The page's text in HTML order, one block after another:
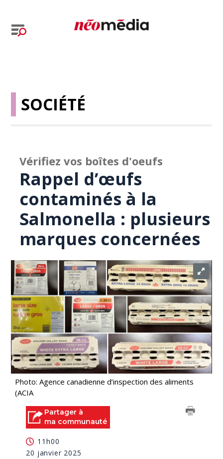
SOCIÉTÉ
Vérifiez vos boîtes d'oeufs
Rappel d’œufs
contaminés à la
Salmonella : plusieurs
marques concernées
Photo: Agence canadienne d’inspection des aliments
(ACIA
Partager à
ma communauté
11h00
20 janvier 2025